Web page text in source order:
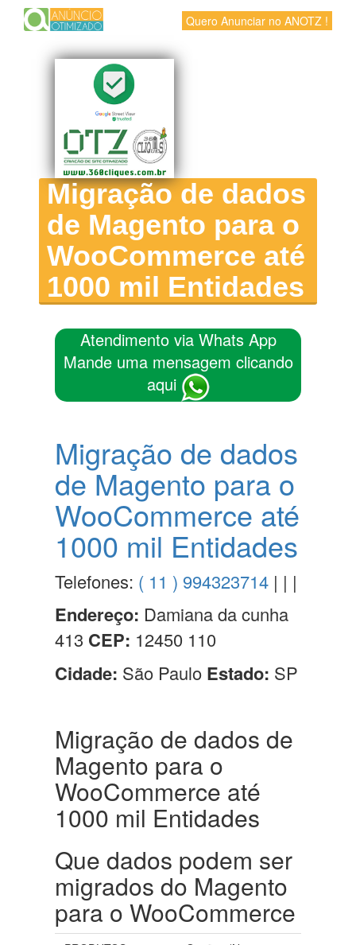
Quero Anunciar no ANOTZ !
Migração de dados
de Magento para o
WooCommerce até
1000 mil Entidades
Atendimento via Whats App
Mande uma mensagem clicando
aqui
Migração de dados
de Magento para o
WooCommerce até
1000 mil Entidades
Telefones: ( 11 ) 994323714 | | |
Endereço: Damiana da cunha
413 CEP: 12450 110
Cidade: São Paulo Estado: SP
Migração de dados de
Magento para o
WooCommerce até
1000 mil Entidades
Que dados podem ser
migrados do Magento
para o WooCommerce